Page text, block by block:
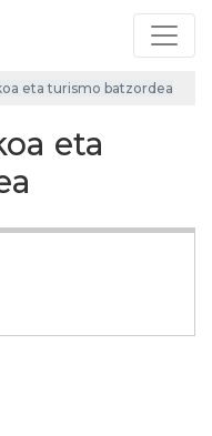
eta turismo batzordea
eta